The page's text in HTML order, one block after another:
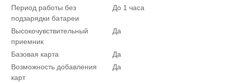
Период работы без
подзарядки батареи
До 1 часа
Высокочувствительный
приемник
Да
Базовая карта
Да
Возможность добавления
карт
Да